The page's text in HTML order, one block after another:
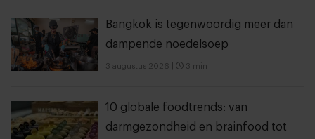
Bangkok is tegenwoordig meer dan
dampende noedelsoep
3 augustus 2026 3 min
10 globale foodtrends: van
darmgezondheid en brainfood tot